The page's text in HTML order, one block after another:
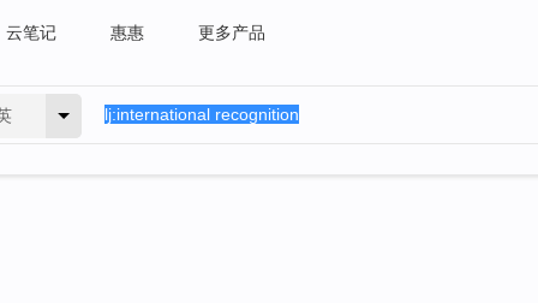
云笔记 惠惠 更多产品